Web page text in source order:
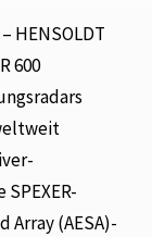
HENSOLDT
600
Array (AESA)-